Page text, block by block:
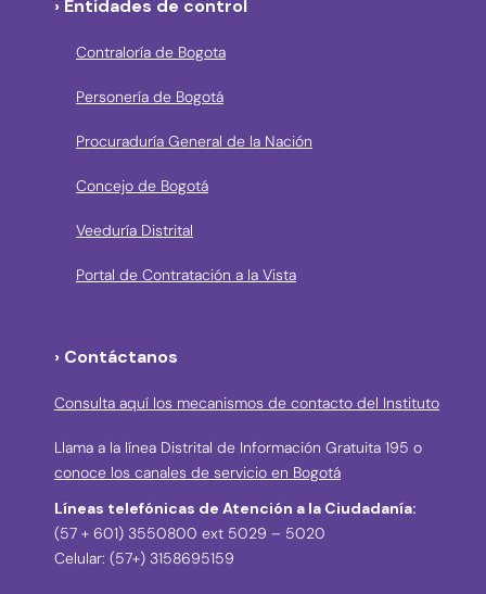
› Entidades de control
Contraloría de Bogota
Personería de Bogotá
Procuraduría General de la Nación
Concejo de Bogotá
Veeduría Distrital
Portal de Contratación a la Vista
› Contáctanos
Consulta aquí los mecanismos de contacto del Instituto
Llama a la línea Distrital de Información Gratuita 195 o
conoce los canales de servicio en Bogotá
Líneas telefónicas de Atención a la Ciudadanía:
(57 + 601) 3550800 ext 5029 – 5020
Celular: (57+) 3158695159